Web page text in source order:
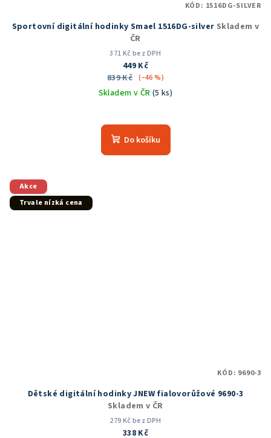
Sportovní digitální hodinky Smael 1516DG-silver Skladem v
ČR
371 Kč bez DPH
449 Kč
839 Kč (–46 %)
Skladem v ČR (5 ks)
hodnocení
produktu
Do košíku
KÓD: 1516DG-SILVER
Akce
Trvale nízká cena
Dětské digitální hodinky JNEW fialovorůžové 9690-3
Skladem v ČR
279 Kč bez DPH
338 Kč
KÓD: 9690-3